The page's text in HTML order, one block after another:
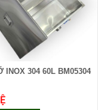
INOX 304 60L BM05304